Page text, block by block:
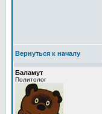
Вернуться к началу
Баламут
Политолог